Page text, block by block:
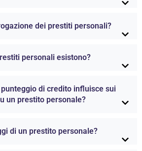
dei prestiti personali?
personali esistono?
punteggio di credito influisce sui
un prestito personale?
di un prestito personale?